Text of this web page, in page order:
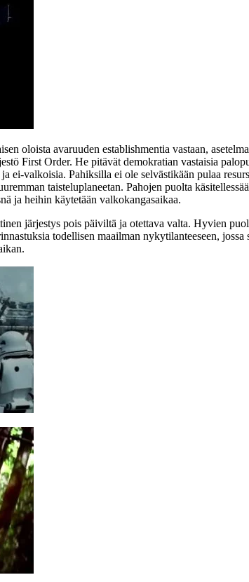
oloista avaruuden establishmentia vastaan,
First Order. He pitävät demokratian vastaisia
ei‑valkoisia. Pahiksilla ei ole selvästikään pulaa
taisteluplaneetan. Pahojen puolta
ja heihin käytetään valkokangasaikaa.
järjestys pois päiviltä ja otettava valta. Hyvien
todellisen maailman nykytilanteeseen,